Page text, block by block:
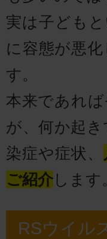
実は子ども
に容態が悪
す。
本来であれ
が、何か起
染症や症状、
ご紹介 します
RSウイル